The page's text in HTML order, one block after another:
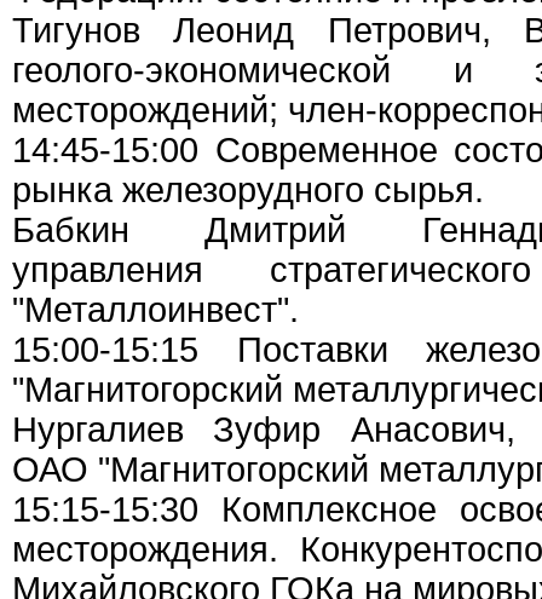
Тигунов Леонид Петрович,
геолого-экономической и
месторождений; член-
14:45-15:00 Современное
рынка железорудного сырья.
Бабкин Дмитрий
управления
"Металлоинвест".
15:00-15:15 Поставки
"Магнитогорский
Нургалиев Зуфир
ОАО "Магнитогорский
15:15-15:30 Комплексное
месторождения.
Михайловского ГОКа на